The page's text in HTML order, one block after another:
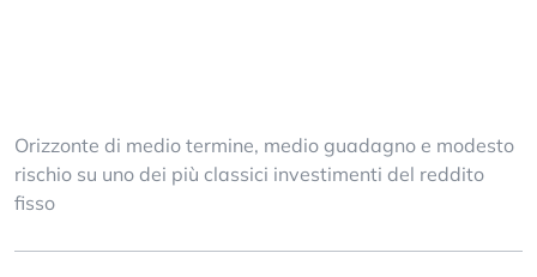
Orizzonte di medio termine, medio guadagno e modesto
rischio su uno dei più classici investimenti del reddito
fisso